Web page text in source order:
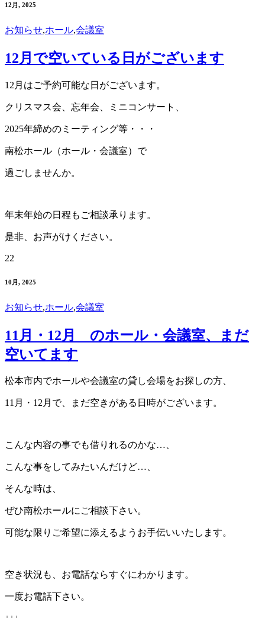
12月, 2025
お知らせ,ホール,会議室
12月で空いている日がございます
12月はご予約可能な日がございます。
クリスマス会、忘年会、ミニコンサート、
2025年締めのミーティング等・・・
南松ホール（ホール・会議室）で
過ごしませんか。
年末年始の日程もご相談承ります。
是非、お声がけください。
22
10月, 2025
お知らせ,ホール,会議室
11月・12月 のホール・会議室、まだ
空いてます
松本市内でホールや会議室の貸し会場をお探しの方、
11月・12月で、まだ空きがある日時がございます。
こんな内容の事でも借りれるのかな…、
こんな事をしてみたいんだけど…、
そんな時は、
ぜひ南松ホールにご相談下さい。
可能な限りご希望に添えるようお手伝いいたします。
空き状況も、お電話ならすぐにわかります。
一度お電話下さい。